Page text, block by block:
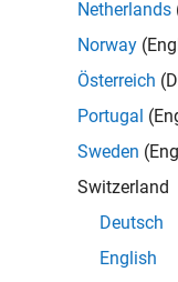
and develop new
on testing to
by influencing
ensuring high quality
Netherlands
Norway
Österreich
Portugal
Sweden
Switzerland
Deutsch
English